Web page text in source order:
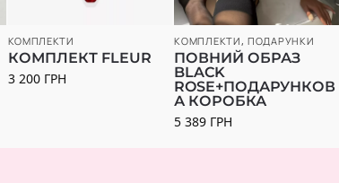
КОМПЛЕКТИ
КОМПЛЕКТ FLEUR
3 200 ГРН
КОМПЛЕКТИ ,ПОДАРУНКИ
ПОВНИЙ ОБРАЗ
BLACK
ROSE+ПОДАРУНКОВ
А КОРОБКА
5 389 ГРН